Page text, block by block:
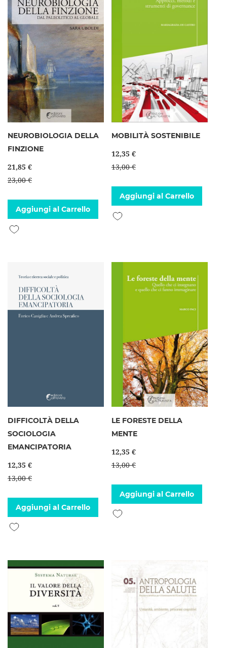
NEUROBIOLOGIA DELLA
FINZIONE
21,85 €
23,00 €
Aggiungi al Carrello
Aggiungi alla lista desideri
MOBILITÀ SOSTENIBILE
12,35 €
13,00 €
Aggiungi al Carrello
Aggiungi alla lista desideri
DIFFICOLTÀ DELLA
SOCIOLOGIA
EMANCIPATORIA
12,35 €
13,00 €
Aggiungi al Carrello
Aggiungi alla lista desideri
LE FORESTE DELLA
MENTE
12,35 €
13,00 €
Aggiungi al Carrello
Aggiungi alla lista desideri